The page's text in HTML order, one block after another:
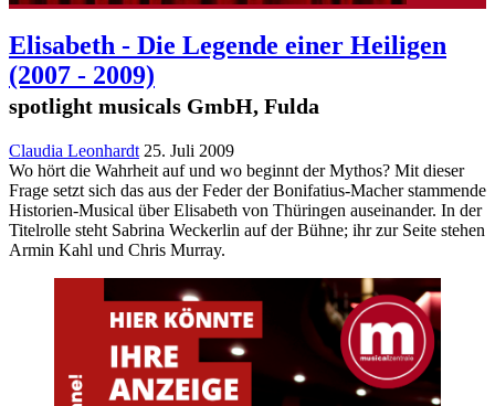
Elisabeth - Die Legende einer Heiligen
(2007 - 2009)
spotlight musicals GmbH, Fulda
Claudia Leonhardt 25. Juli 2009
Wo hört die Wahrheit auf und wo beginnt der Mythos? Mit dieser
Frage setzt sich das aus der Feder der Bonifatius-Macher stammende
Historien-Musical über Elisabeth von Thüringen auseinander. In der
Titelrolle steht Sabrina Weckerlin auf der Bühne; ihr zur Seite stehen
Armin Kahl und Chris Murray.